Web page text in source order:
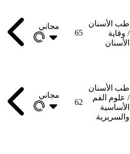
طب الأسنان
/ وقاية
الأسنان
65
مجاني
طب الأسنان
/ علوم الفم
الأساسية
والسريرية
62
مجاني